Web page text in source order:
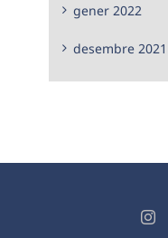
gener 2022
desembre 2021